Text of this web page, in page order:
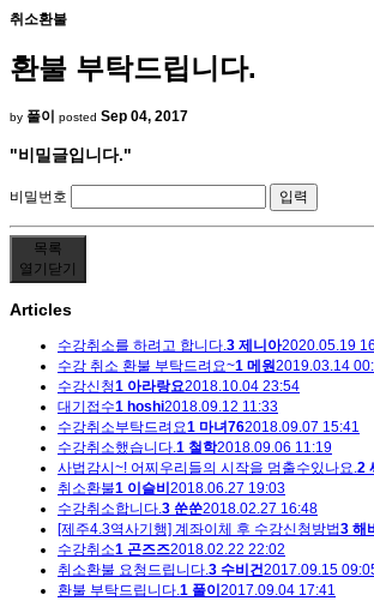
취소환불
환불 부탁드립니다.
by 풀이 posted Sep 04, 2017
"비밀글입니다."
비밀번호
목록
열기 닫기
Articles
수강취소를 하려고 합니다.3 제니아2020.05.19
수강 취소 환불 부탁드려요~1 메원2019.03.14
수강신청1 아라랑요2018.10.04 23:54
대기접수1 hoshi2018.09.12 11:33
수강취소부탁드려요1 마녀762018.09.07 15:41
수강취소했습니다.1 철학2018.09.06 11:19
사법감시~! 어찌우리들의 시작을 멈출수있나요.2
취소환불1 이슬비 2018.06.27 19:03
수강취소합니다.3 쑨쑨2018.02.27 16:48
[제주4.3역사기행] 계좌이체 후 수강신청방법3 해
수강취소1 곤즈즈2018.02.22 22:02
취소환불 요청드립니다.3 수비건2017.09.15
환불 부탁드립니다.1 풀이 2017.09.04 17:41